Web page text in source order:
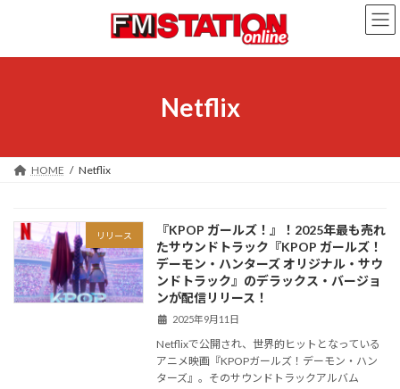
ン
ー
Netflix
HOME Netflix
リリース
『KPOP ガールズ！』！2025年最も売れ
たサウンドトラック『KPOP ガールズ！
デーモン・ハンターズ オリジナル・サウ
ンドトラック』のデラックス・バージョ
ンが配信リリース！
2025年9月11日
Netflixで公開され、世界的ヒットとなっている
アニメ映画『KPOPガールズ！デーモン・ハン
ターズ』。そのサウンドトラックアルバム